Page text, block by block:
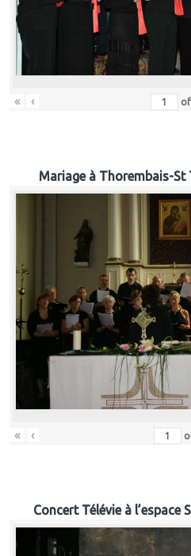
« ‹ of
Mariage à Thorembais-St
« ‹
Concert Télévie à l’espace